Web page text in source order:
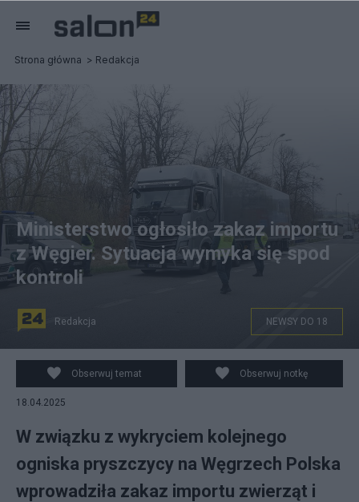
Strona główna Redakcja
Kontrola sanitarna ciężarówek wjeżdżających do Polski
spowodowana zagrożeniem pryszczycą na Węgrzech
oraz Słowacji na przejściu granicznym w Trzebini, fot.
PAP/Krzysztof Świderski
Ministerstwo ogłosiło zakaz importu
z Węgier. Sytuacja wymyka się spod
kontroli
Redakcja NEWSY DO 18
Obserwuj temat Obserwuj notkę
18.04.2025
W związku z wykryciem kolejnego
ogniska pryszczycy na Węgrzech Polska
wprowadziła zakaz importu zwierząt i